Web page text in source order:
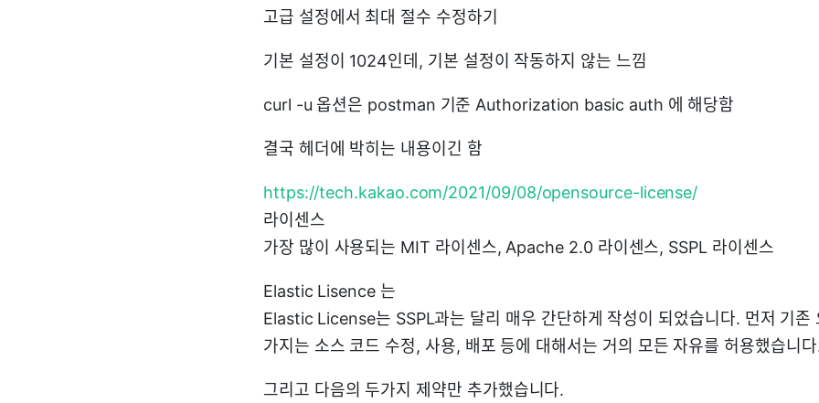
고급 설정에서 최대 절수 수정하기
기본 설정이 1024인데, 기본 설정이 작동하지 않는 느낌
curl -u 옵션은 postman 기준 Authorization basic auth 에 해당함
결국 헤더에 박히는 내용이긴 함
https://tech.kakao.com/2021/09/08/opensource-license/
라이센스
가장 많이 사용되는 MIT 라이센스, Apache 2.0 라이센스, SSPL 라이센스
Elastic Lisence 는
Elastic License는 SSPL과는 달리 매우 간단하게 작성이 되었습니다. 먼저 기존
가지는 소스 코드 수정, 사용, 배포 등에 대해서는 거의 모든 자유를 허용했습니
그리고 다음의 두가지 제약만 추가했습니다.